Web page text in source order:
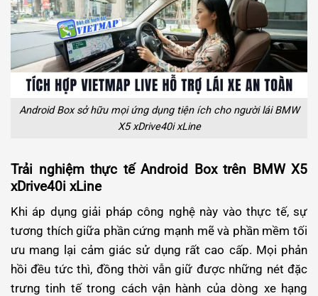
Android Box sở hữu mọi ứng dụng tiện ích cho người lái BMW
X5 xDrive40i xLine
Trải nghiệm thực tế Android Box trên BMW X5
xDrive40i xLine
Khi áp dụng giải pháp công nghệ này vào thực tế, sự
tương thích giữa phần cứng mạnh mẽ và phần mềm tối
ưu mang lại cảm giác sử dụng rất cao cấp. Mọi phản
hồi đều tức thì, đồng thời vẫn giữ được những nét đặc
trưng tinh tế trong cách vận hành của dòng xe hạng